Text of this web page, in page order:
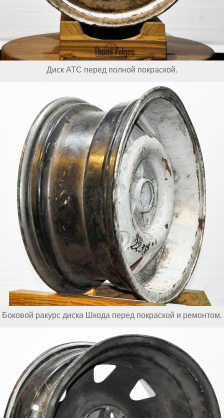
Диск АТС перед полной покраской.
Боковой ракурс диска Шкода перед покраской и ремонтом.